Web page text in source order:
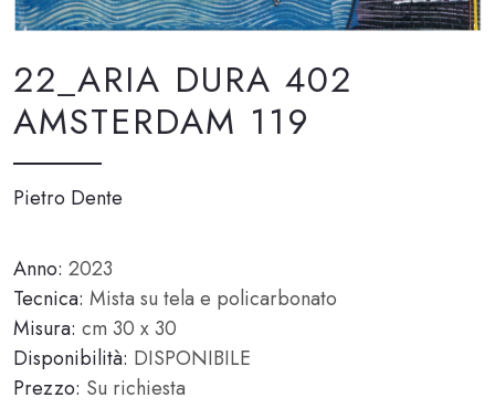
22_ARIA DURA 402
AMSTERDAM 119
Pietro Dente
Anno: 2023
Tecnica: Mista su tela e policarbonato
Misura: cm 30 x 30
Disponibilità: DISPONIBILE
Prezzo: Su richiesta